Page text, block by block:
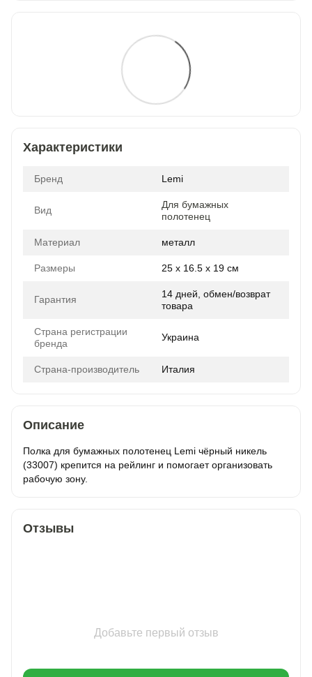
Характеристики
Бренд Lemi
Вид
Для бумажных
полотенец
Материал металл
Размеры 25 x 16.5 x 19 см
Гарантия
14 дней, обмен/возврат
товара
Страна регистрации
бренда
Украина
Страна-производитель Италия
Описание
Полка для бумажных полотенец Lemi чёрный никель
(33007) крепится на рейлинг и помогает организовать
рабочую зону.
Отзывы
Добавьте первый отзыв